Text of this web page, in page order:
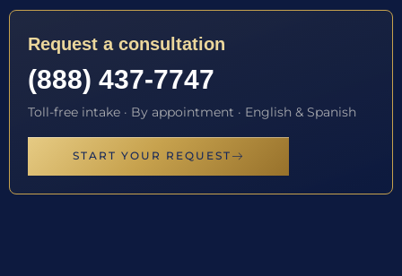
Request a consultation
(888) 437-7747
Toll-free intake · By appointment · English & Spanish
START YOUR REQUEST